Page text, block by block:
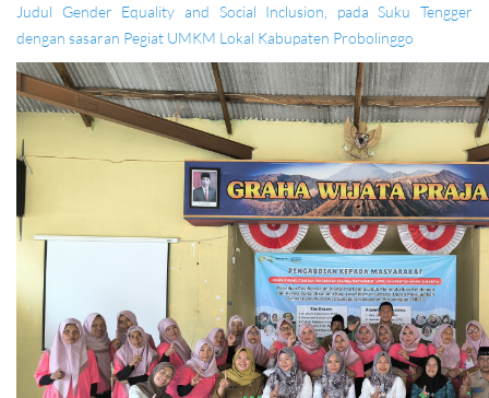
Judul Gender Equality and Social Inclusion, pada Suku Tengger
dengan sasaran Pegiat UMKM Lokal Kabupaten Probolinggo